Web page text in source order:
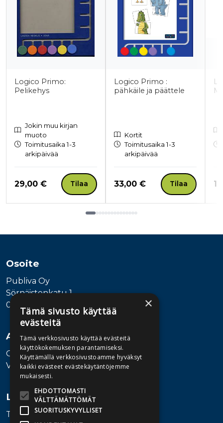
Logico Primo:
Pelikehys
Jokin muu kirjan
muoto
Toimitusaika 1-3
arkipäivää
Hinta nyt
29,00 € Tilaa
Logico Primo :
pähkäile ja päättele
Kortit
Toimitusaika 1-3
arkipäivää
Hinta nyt
33,00 € Tilaa
Osoite
Publiva Oy
Sörnäistenkatu 1
00580 Helsinki
Asiakaspalvelu
Ota yhteyttä
Vaihde: 010 345100
Lisätietoa
Toimitusehdot
×
Tämä sivusto käyttää
evästeitä
Tämä verkkosivusto käyttää evästeitä
käyttökokemuksen parantamiseksi.
Käyttämällä verkkosivustoamme hyväksyt
kaikki evästeet evästekäytäntöjemme
mukaisesti.
EHDOTTOMASTI
VÄLTTÄMÄTTÖMÄT
SUORITUSKYVYLLISET